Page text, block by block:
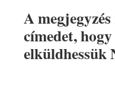
A megjegyz
címedet,
elküldhessük